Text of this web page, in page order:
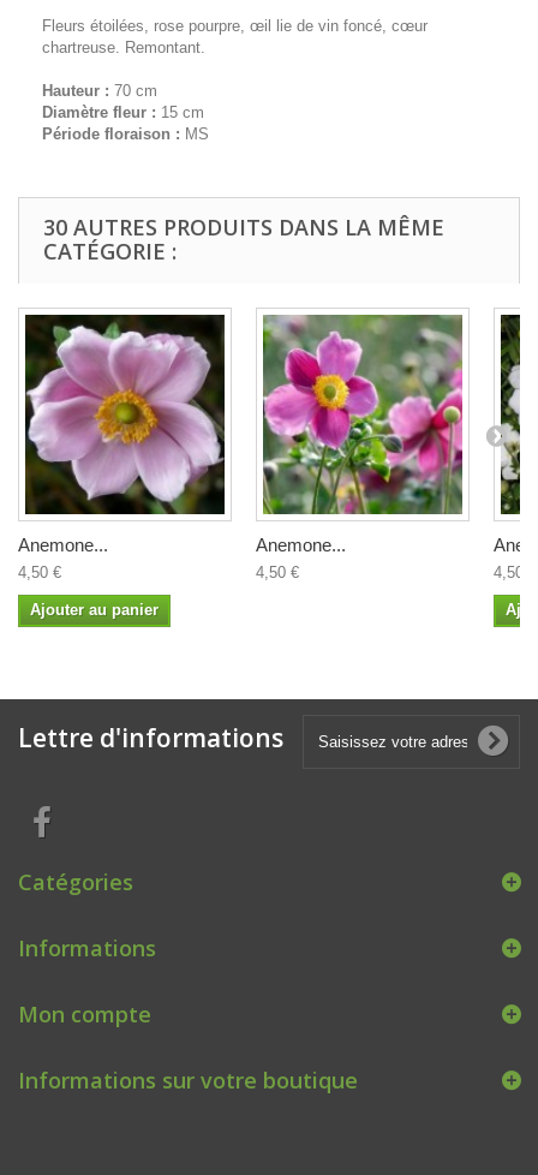
Fleurs étoilées, rose pourpre, œil lie de vin foncé, cœur
chartreuse. Remontant.
Hauteur : 70 cm
Diamètre fleur : 15 cm
Période floraison : MS
30 AUTRES PRODUITS DANS LA MÊME
CATÉGORIE :
Anemone...
4,50 €
Ajouter au panier
Anemone...
4,50 € 4,50 €
Lettre d'informations
Catégories
Informations
Mon compte
Informations sur votre boutique